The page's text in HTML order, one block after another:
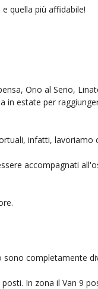
quella più affidabile!
Orio al Serio,
estate per
infatti,
accompagnati
completamente
In zona il Van 9